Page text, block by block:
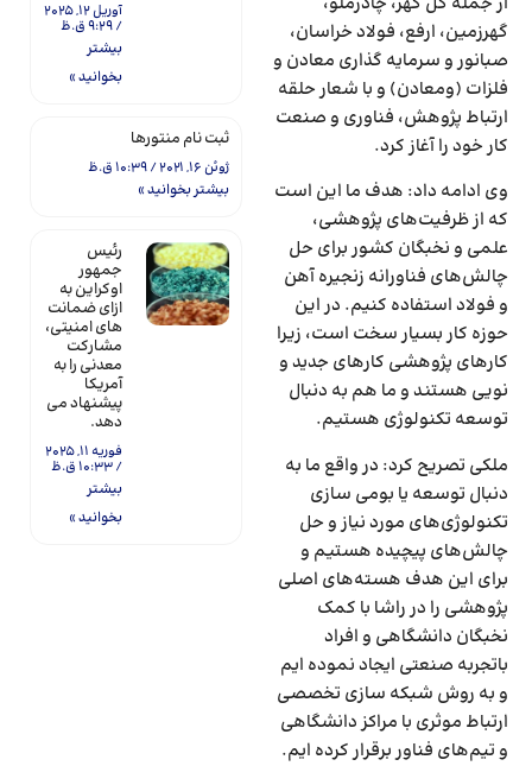
آوریل 12, 2025
9:29 ق.ظ
بیشتر
بخوانید »
ثبت نام منتورها
ژوئن 16, 2021 10:39 ق.ظ
بیشتر بخوانید »
رئیس
جمهور
اوکراین به
ازای ضمانت
های امنیتی،
مشارکت
معدنی را به
آمریکا
پیشنهاد می
دهد.
فوریه 11, 2025
10:33 ق.ظ
بیشتر
بخوانید »
گهرزمین، ارفع، فولاد خراسان،
صبانور و سرمایه گذاری معادن و
فلزات (ومعادن) و با شعار حلقه
ارتباط پژوهش، فناوری و صنعت
کار خود را آغاز کرد.
وی ادامه داد: هدف ما این است
که از ظرفیت‌های پژوهشی،
علمی و نخبگان کشور برای حل
چالش‌های فناورانه زنجیره آهن
و فولاد استفاده کنیم. در این
حوزه کار بسیار سخت است، زیرا
کار‌های پژوهشی کار‌های جدید و
نویی هستند و ما هم به دنبال
توسعه تکنولوژی هستیم.
ملکی تصریح کرد: در واقع ما به
دنبال توسعه یا بومی سازی
تکنولوژی‌های مورد نیاز و حل
چالش‌های پیچیده هستیم و
برای این هدف هسته‌های اصلی
پژوهشی را در راشا با کمک
نخبگان دانشگاهی و افراد
باتجربه صنعتی ایجاد نموده ایم
و به روش شبکه سازی تخصصی
ارتباط موثری با مراکز دانشگاهی
و تیم‌های فناور برقرار کرده ایم.